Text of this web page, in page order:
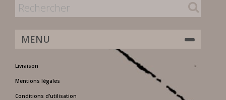
MENU
Livraison
Mentions légales
Conditions d'utilisation